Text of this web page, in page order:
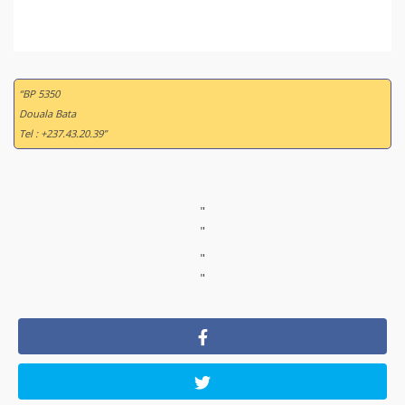
“BP 5350
Douala Bata
Tel : +237.43.20.39”
"
"
"
"